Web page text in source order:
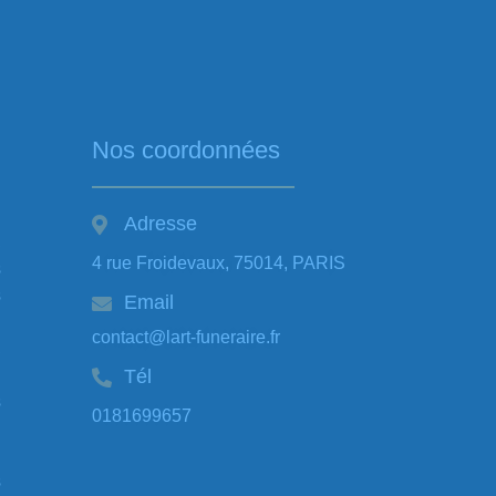
Nos coordonnées
Adresse
4 rue Froidevaux, 75014, PARIS
Email
contact@lart-funeraire.fr
Tél
0181699657